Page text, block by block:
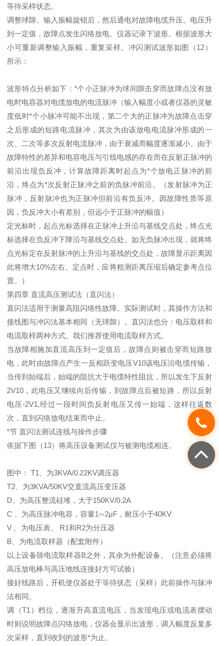
等待采样状态。
调整球隙、输入振幅旋钮后，然后通电对故障电缆升压。电压升
到一定值，故障点发生闪络放电。仪器记录下波形。根据波形大
小可重新调整输入振幅，重复采样。冲闪测试波形如图（12）
所示：
波形特点分析如下：*个小正脉冲为球间隙击穿而故障点没有放
电时电容器对电缆放电的电流脉冲（输入幅度小或者仪器的灵敏
度低时*个小脉冲可能不出现，第二个大的正脉冲为故障点击穿
之后形成的短路电流脉冲，其次为由该放电电流脉冲形成的一
次、二次等多次反射电流脉冲，由于衰减而幅度逐渐减小。由于
故障特性的差异和电容电压与引线电感的存在而在反射正脉冲的
前沿出现负反冲，计算故障距离时起点为*个放电正脉冲的前
沿，终点为*次反射正脉冲之前的负脉冲前沿。（发射脉冲为正
脉冲，反射脉冲也为正脉冲但前沿有负反冲。因故障性质等原
因，负反冲大小有差别，但远小于正脉冲的幅值）
定光标时，起点光标选择在正脉冲上升沿与基线交点处，终点光
标选择在负反冲下降沿与基线交点处。如无负脉冲出现，就将终
点光标定在反射脉冲的上升沿与基线的交点处，故障显示距离因
此将增大10%左右。定点时，应将粗测距离压缩后确定参考点位
置。）
第四章 直流高压测试法（直闪法）
直闪法适用于测量高阻闪络性故障。实际测试时，其操作方法和
接线图与冲闪法基本相同（无球隙）。直闪法也分：电压取样和
电流取样两种方式。我们推荐使用电流取样方式。
当故障相施加直流高压到一定值后，故障点则被击穿而短路放
电，此时由故障点产生一反相跃变电压V10该电压沿电缆传输，
当传到始端后，始端的阻抗大于电缆特性阻抗，所以发生下反射
2V10，此电压又继续向后传输，到故障点后被短路，所以反射
电压-2V1,经过一段时间负反射电压又传一始端，这样往返数
次，直到闪络放电结束而中止。
*节 直闪法测试连线与操作步骤
依据下图（13）将高压设备测试仪与被测电缆相连。
图中： T1、为3KVA/0.22KV调压器
T2、为3KVA/50KV交直流高压变压器
D、为高压整流硅堆，大于150KV/0.2A
C 、为高压脉冲电容，容量1∽2μF，耐压小于40KV
V 、为电压表、 R1和R2为分压器
B、为电流取样器（配套附件）
以上设备除电流取样器B之外，其余为外配设备。（注意必须将
高压放电棒与高压地线连接好方可试验）
接好线路后，开机使仪器处于等待状态（采样）此前操作与脉冲
法相同。
调（T1）档位，逐渐升高直流电压，当发现电压或电流表摆动
时则说明故障点闪络放电，仪器会显示出波形，调入幅度反复多
次采样，直到收到的波形*为止。